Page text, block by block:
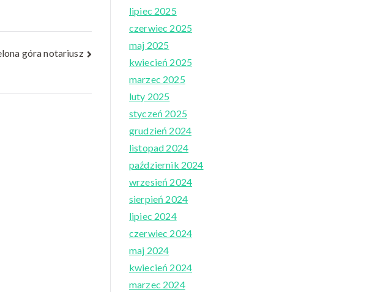
góra notariusz
lipiec 2025
czerwiec 2025
maj 2025
kwiecień 2025
marzec 2025
luty 2025
styczeń 2025
grudzień 2024
listopad 2024
październik 2024
wrzesień 2024
sierpień 2024
lipiec 2024
czerwiec 2024
maj 2024
kwiecień 2024
marzec 2024